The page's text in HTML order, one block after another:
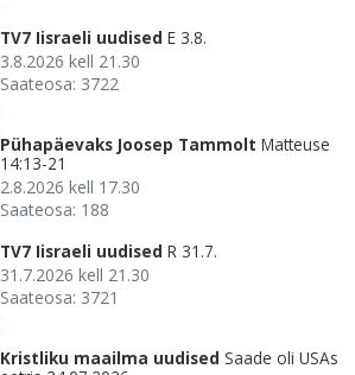
TV7 Iisraeli uudised E 3.8.
3.8.2026 kell 21.30
Saateosa: 3722
Pühapäevaks Joosep Tammolt Matteuse
14:13-21
2.8.2026 kell 17.30
Saateosa: 188
TV7 Iisraeli uudised R 31.7.
31.7.2026 kell 21.30
Saateosa: 3721
Kristliku maailma uudised Saade oli USAs